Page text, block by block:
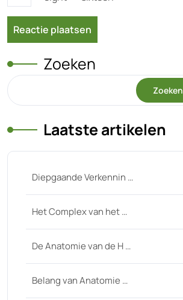
Zoeken
Zoeken
Laatste artikelen
Diepgaande Verkennin …
Het Complex van het …
De Anatomie van de H …
Belang van Anatomie …